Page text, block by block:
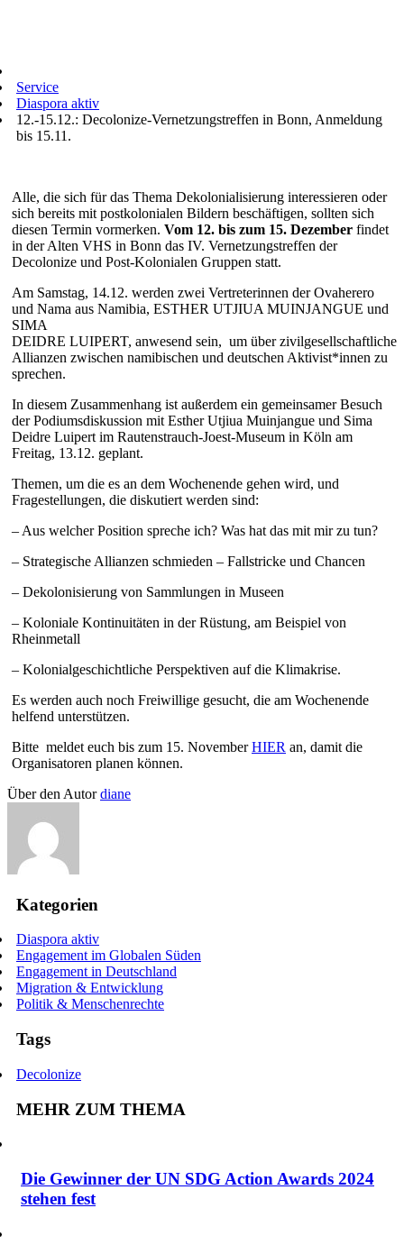
Service
Diaspora aktiv
12.-15.12.: Decolonize-Vernetzungstreffen in Bonn, Anmeldung
bis 15.11.
Alle, die sich für das Thema Dekolonialisierung interessieren oder
sich bereits mit postkolonialen Bildern beschäftigen, sollten sich
diesen Termin vormerken. Vom 12. bis zum 15. Dezember findet
in der Alten VHS in Bonn das IV. Vernetzungstreffen der
Decolonize und Post-Kolonialen Gruppen statt.
Am Samstag, 14.12. werden zwei Vertreterinnen der Ovaherero
und Nama aus Namibia, ESTHER UTJIUA MUINJANGUE und
SIMA
DEIDRE LUIPERT, anwesend sein, um über zivilgesellschaftliche
Allianzen zwischen namibischen und deutschen Aktivist*innen zu
sprechen.
In diesem Zusammenhang ist außerdem ein gemeinsamer Besuch
der Podiumsdiskussion mit Esther Utjiua Muinjangue und Sima
Deidre Luipert im Rautenstrauch-Joest-Museum in Köln am
Freitag, 13.12. geplant.
Themen, um die es an dem Wochenende gehen wird, und
Fragestellungen, die diskutiert werden sind:
– Aus welcher Position spreche ich? Was hat das mit mir zu tun?
– Strategische Allianzen schmieden – Fallstricke und Chancen
– Dekolonisierung von Sammlungen in Museen
– Koloniale Kontinuitäten in der Rüstung, am Beispiel von
Rheinmetall
– Kolonialgeschichtliche Perspektiven auf die Klimakrise.
Es werden auch noch Freiwillige gesucht, die am Wochenende
helfend unterstützen.
Bitte meldet euch bis zum 15. NovemberHIER an, damit die
Organisatoren planen können.
Über den Autordiane
Kategorien
Diaspora aktiv
Engagement im Globalen Süden
Engagement in Deutschland
Migration & Entwicklung
Politik & Menschenrechte
Tags
Decolonize
MEHR ZUM THEMA
Die Gewinner der UN SDG Action Awards 2024
stehen fest